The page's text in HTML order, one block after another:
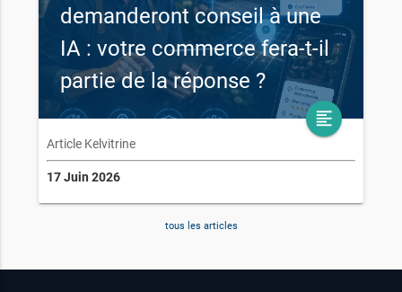
demanderont conseil à une
IA : votre commerce fera-t-il
partie de la réponse ?
format_align_left
Article Kelvitrine
17 Juin 2026
tous les articles